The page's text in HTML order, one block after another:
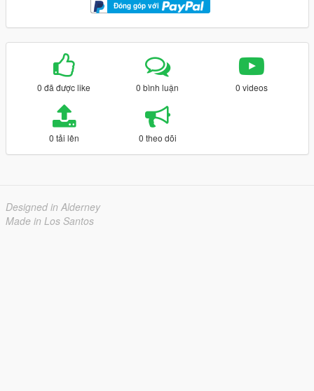
Đóng góp với
0 đã được like 0 bình luận 0 videos
0 tải lên 0 theo dõi
Designed in Alderney
Made in Los Santos